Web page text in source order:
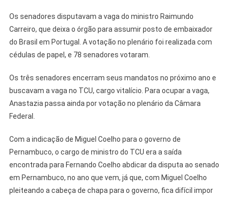
Os senadores disputavam a vaga do ministro Raimundo
Carreiro, que deixa o órgão para assumir posto de embaixador
do Brasil em Portugal. A votação no plenário foi realizada com
cédulas de papel, e 78 senadores votaram.
Os três senadores encerram seus mandatos no próximo ano e
buscavam a vaga no TCU, cargo vitalício. Para ocupar a vaga,
Anastazia passa ainda por votação no plenário da Câmara
Federal.
Com a indicação de Miguel Coelho para o governo de
Pernambuco, o cargo de ministro do TCU era a saída
encontrada para Fernando Coelho abdicar da disputa ao senado
em Pernambuco, no ano que vem, já que, com Miguel Coelho
pleiteando a cabeça de chapa para o governo, fica difícil impor